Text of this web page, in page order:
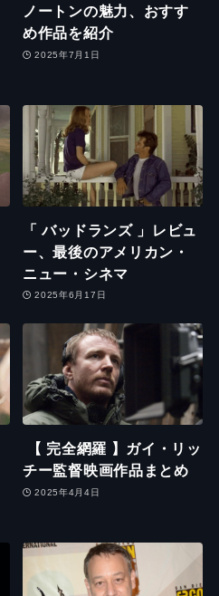
ノートンの魅力、おすす
め作品を紹介
2025年7月1日
「 バッドランズ 」レビュ
ー、最後のアメリカン・
ニュー・シネマ
2025年6月17日
【 完全網羅 】ガイ・リッ
チー監督映画作品まとめ
2025年4月4日